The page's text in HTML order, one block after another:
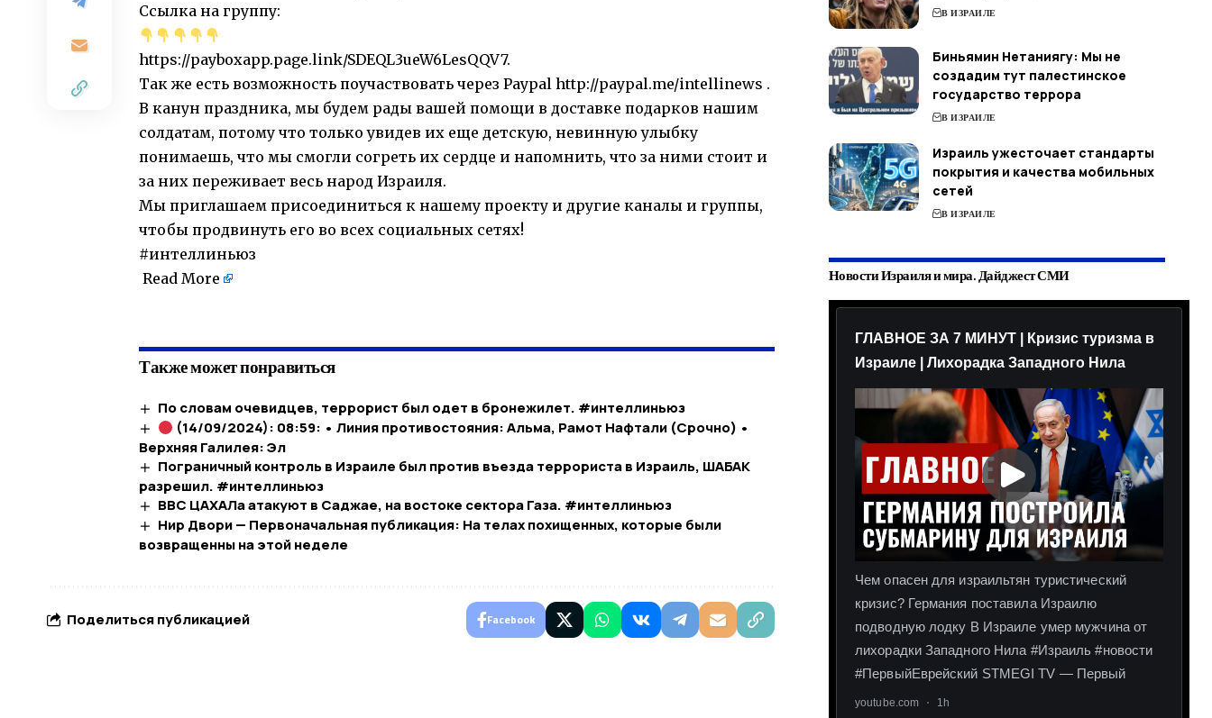
Ссылка на группу:
https://payboxapp.page.link/SDEQL3ueW6LesQQV7.
Так же есть возможность поучаствовать через Paypal http://paypal.me/intellinews .
В канун праздника, мы будем рады вашей помощи в доставке подарков нашим
солдатам, потому что только увидев их еще детскую, невинную улыбку
понимаешь, что мы смогли согреть их сердце и напомнить, что за ними стоит и
за них переживает весь народ Израиля.
Мы приглашаем присоединиться к нашему проекту и другие каналы и группы,
чтобы продвинуть его во всех социальных сетях!
#интеллиньюз
Read More
Также может понравиться
По словам очевидцев, террорист был одет в бронежилет. #интеллиньюз
(14/09/2024): 08:59: • Линия противостояния: Альма, Рамот Нафтали (Срочно) •
Верхняя Галилея: Эл
Пограничный контроль в Израиле был против въезда террориста в Израиль, ШАБАК
разрешил. #интеллиньюз
ВВС ЦАХАЛа атакуют в Саджае, на востоке сектора Газа. #интеллиньюз
Нир Двори — Первоначальная публикация: На телах похищенных, которые были
возвращенны на этой неделе
Поделиться публикацией Facebook
В ИЗРАИЛЕ
Биньямин Нетаниягу: Мы не
создадим тут палестинское
государство террора
В ИЗРАИЛЕ
Израиль ужесточает стандарты
покрытия и качества мобильных
сетей
В ИЗРАИЛЕ
Новости Израиля и мира. Дайджест СМИ